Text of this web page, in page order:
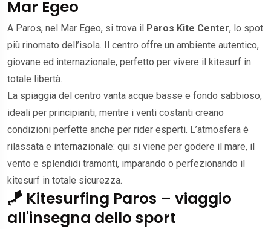
Mar Egeo
A Paros, nel Mar Egeo, si trova il Paros Kite Center, lo spot
più rinomato dell’isola. Il centro offre un ambiente autentico,
giovane ed internazionale, perfetto per vivere il kitesurf in
totale libertà.
La spiaggia del centro vanta acque basse e fondo sabbioso,
ideali per principianti, mentre i venti costanti creano
condizioni perfette anche per rider esperti. L’atmosfera è
rilassata e internazionale: qui si viene per godere il mare, il
vento e splendidi tramonti, imparando o perfezionando il
kitesurf in totale sicurezza.
🪁 Kitesurfing Paros – viaggio
all'insegna dello sport